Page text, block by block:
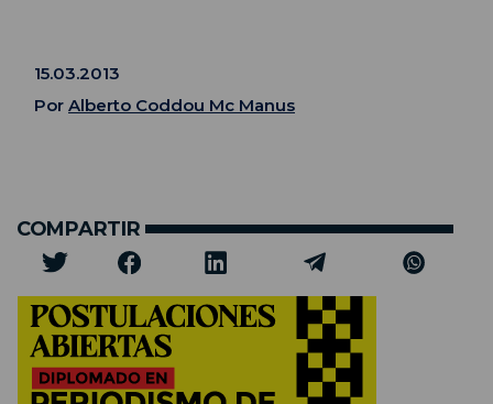
15.03.2013
Por Alberto Coddou Mc Manus
COMPARTIR